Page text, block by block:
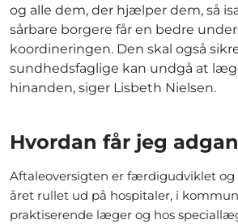
og alle dem, der hjælper dem, så
sårbare borgere får en bedre
koordineringen. Den skal også
sundhedsfaglige kan undgå at
hinanden, siger Lisbeth Nielsen.
Hvordan får jeg
Aftaleoversigten er færdigudviklet og
året rullet ud på hospitaler, i
praktiserende læger og hos